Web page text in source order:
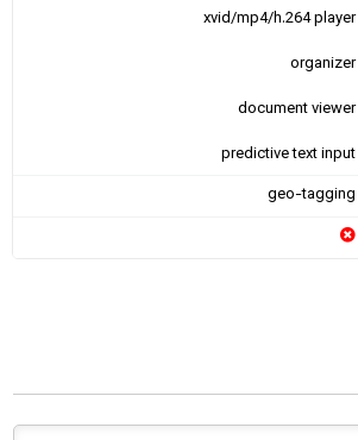
xvid/mp4/h.264 player
organizer
document viewer
predictive text input
geo-tagging